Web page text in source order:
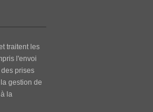
traitent les
l'envoi
prises
gestion de
la